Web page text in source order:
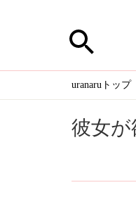
uranaruトップ
彼女